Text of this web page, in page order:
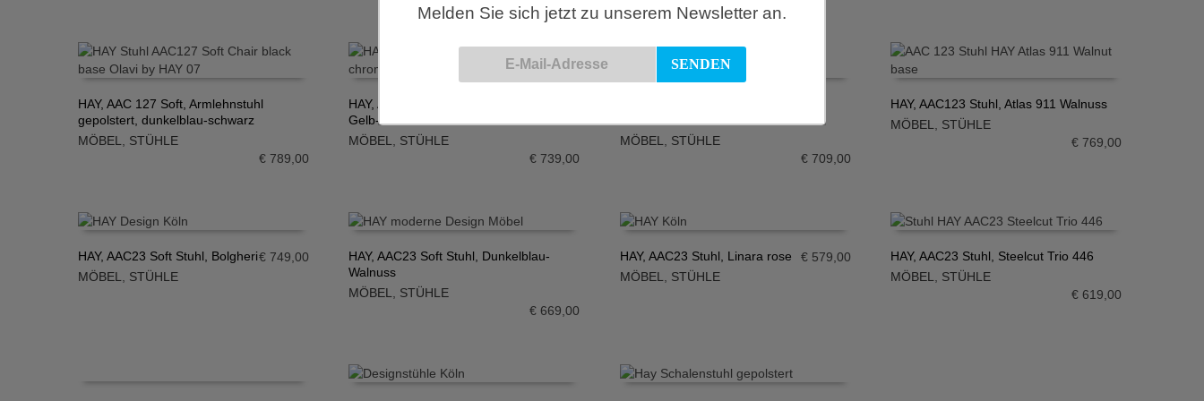
IN DEN WARENKORB
HAY, AAC 127 Soft, Armlehnstuhl
gepolstert, dunkelblau-schwarz
MÖBEL
STÜHLE
€789,00
IN DEN WARENKORB
HAY, AAC 127, Armlehnstuhl gepolstert,
Gelb-Chrom
MÖBEL
STÜHLE
€ 739,00
IN DEN WARENKORB
MÖBEL
STÜHLE
€709,00
IN DEN WARENKORB
HAY, AAC123 Stuhl, Atlas 911 Walnuss
MÖBEL
STÜHLE
€ 769,00
IN DEN WARENKORB
HAY, AAC23 Soft Stuhl, Bolgheri
MÖBEL
STÜHLE
€749,00
IN DEN WARENKORB
HAY, AAC23 Soft Stuhl, Dunkelblau-
Walnuss
MÖBEL
STÜHLE
€ 669,00
IN DEN WARENKORB
HAY, AAC23 Stuhl, Linara rose
MÖBEL
STÜHLE
€579,00
IN DEN WARENKORB
HAY, AAC23 Stuhl, Steelcut Trio 446
MÖBEL
STÜHLE
€ 619,00
Melden Sie sich jetzt zu unserem Newsletter an.